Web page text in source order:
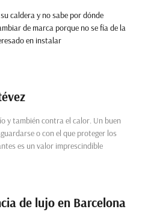
caldera y no sabe por dónde
de marca porque no se fía de la
en instalar
y también contra el calor. Un buen
o con el que proteger los
es un valor imprescindible
de lujo en Barcelona